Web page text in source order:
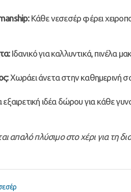
Κάθε νεσεσέρ φέρει
Ιδανικό για καλλυντικά, πινέλα
Χωράει άνετα στην καθημερινή
ιδέα δώρου για κάθε
απαλό πλύσιμο στο χέρι για τη